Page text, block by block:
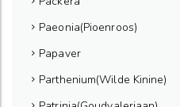
Paeonia(Pioenroos)
Papaver
Parthenium(Wilde Kinine)